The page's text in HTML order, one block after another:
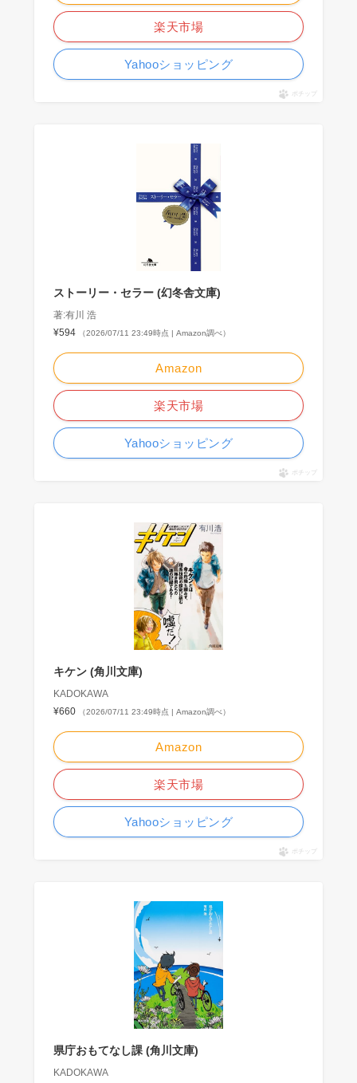
楽天市場
Yahooショッピング
ポチップ
ストーリー・セラー (幻冬舎文庫)
著:有川 浩
¥594
（2026/07/11 23:49時点 | Amazon調べ）
Amazon
楽天市場
Yahooショッピング
ポチップ
キケン (角川文庫)
KADOKAWA
¥660
（2026/07/11 23:49時点 | Amazon調べ）
Amazon
楽天市場
Yahooショッピング
ポチップ
県庁おもてなし課 (角川文庫)
KADOKAWA